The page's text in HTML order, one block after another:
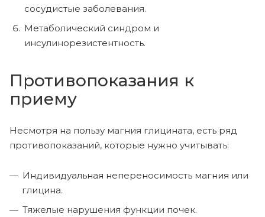
сосудистые заболевания.
Метаболический синдром и
инсулинорезистентность.
Противопоказания к
приему
Несмотря на пользу магния глицината, есть ряд
противопоказаний, которые нужно учитывать:
Индивидуальная непереносимость магния или
глицина.
Тяжелые нарушения функции почек.